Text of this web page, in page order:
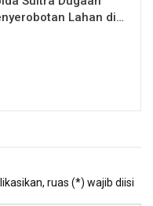
Lahan di…
ruas (*) wajib diisi